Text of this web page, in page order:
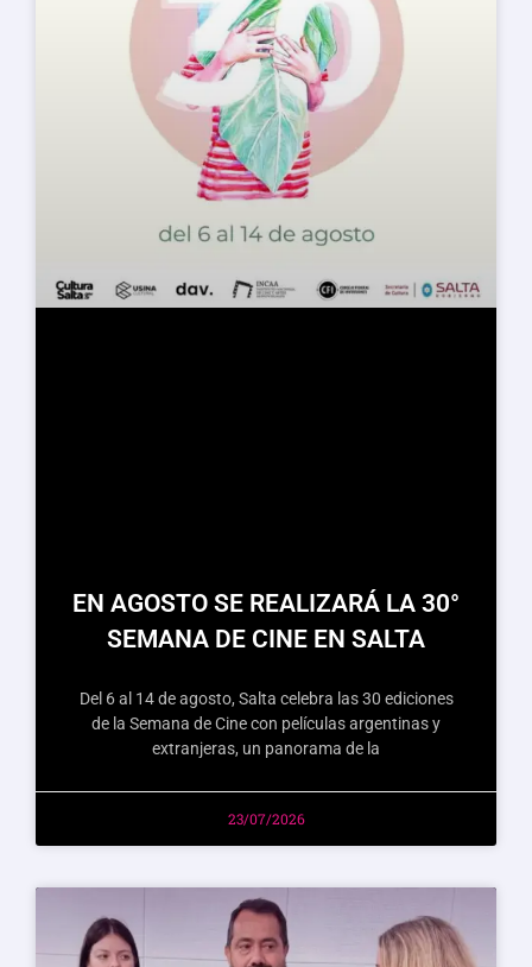
EN AGOSTO SE REALIZARÁ LA 30°
SEMANA DE CINE EN SALTA
Del 6 al 14 de agosto, Salta celebra las 30 ediciones
de la Semana de Cine con películas argentinas y
extranjeras, un panorama de la
23/07/2026